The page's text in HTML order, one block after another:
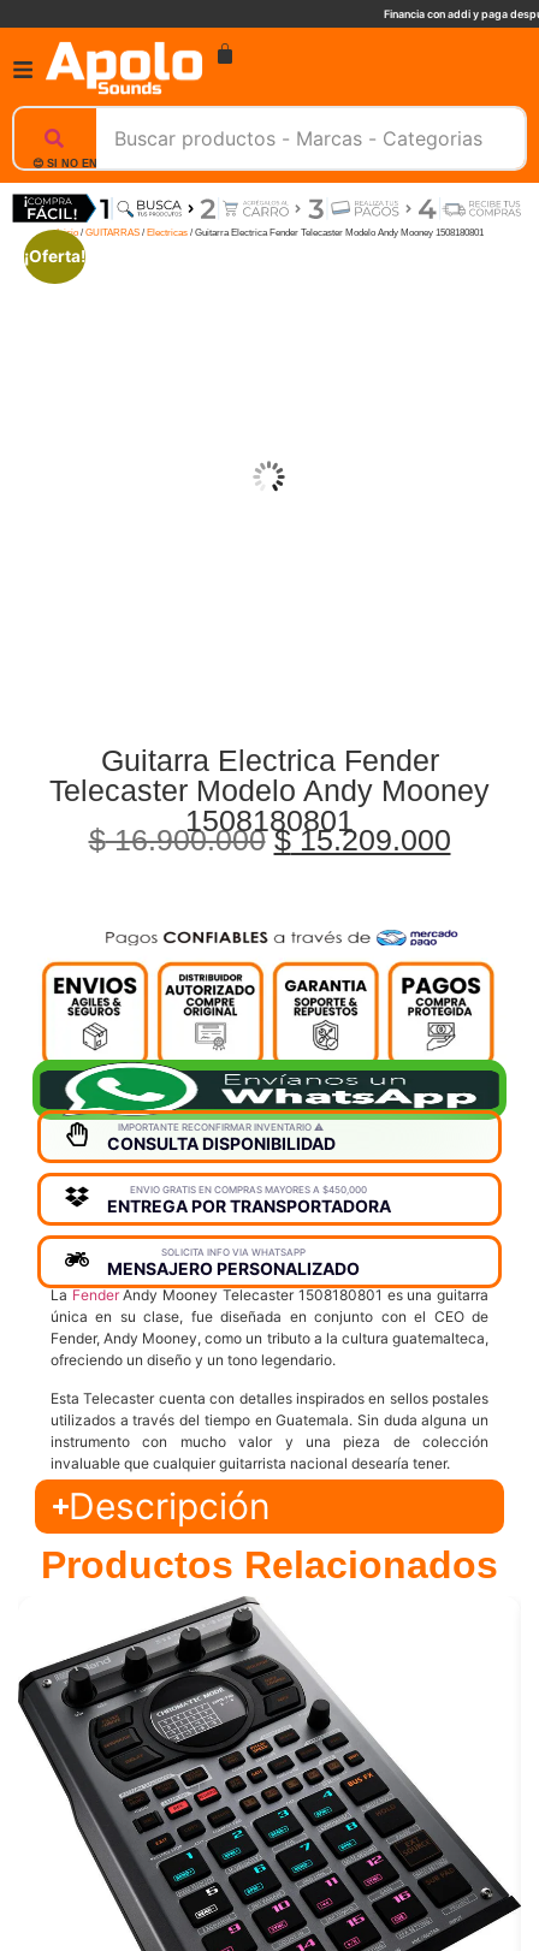
Financia con addi y paga
😊 SI NO ENCUENTRAS UN PRODUCTO, NOSOTROS TE AYUDAMOS, ESCRIBENOS. 📲
Inicio/ GUITARRAS/ Electricas/ Guitarra Electrica Fender Telecaster Modelo Andy Mooney 1508180801
¡Oferta!
Guitarra Electrica Fender
Telecaster Modelo Andy Mooney
1508180801
$16.900.000 $15.209.000
IMPORTANTE RECONFIRMAR INVENTARIO ⚠️
CONSULTA DISPONIBILIDAD
ENVIO GRATIS EN COMPRAS MAYORES A $450,000
ENTREGA POR TRANSPORTADORA
SOLICITA INFO VIA WHATSAPP
MENSAJERO PERSONALIZADO
La FenderAndy Mooney Telecaster 1508180801 es una guitarra
única en su clase, fue diseñada en conjunto con el CEO de
Fender, Andy Mooney, como un tributo a la cultura guatemalteca,
ofreciendo un diseño y un tono legendario.
Esta Telecaster cuenta con detalles inspirados en sellos postales
utilizados a través del tiempo en Guatemala. Sin duda alguna un
instrumento con mucho valor y una pieza de colección
invaluable que cualquier guitarrista nacional desearía tener.
Descripción
Productos Relacionados